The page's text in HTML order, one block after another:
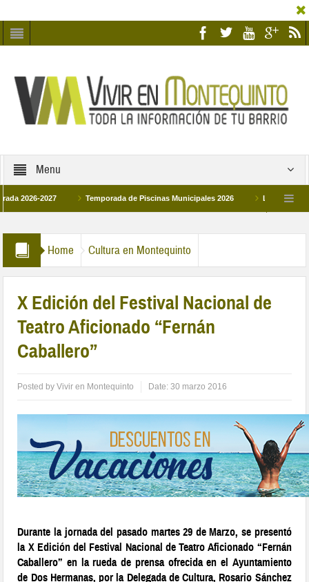
Menu
2027 Temporada de Piscinas Municipales 2026 Los Campus de
Home Cultura en Montequinto
X Edición del Festival Nacional de
Teatro Aficionado “Fernán
Caballero”
Posted byVivir en Montequinto Date:30 marzo 2016
Durante la jornada del pasado martes 29 de Marzo, se presentó
la X Edición del Festival Nacional de Teatro Aficionado “Fernán
Caballero” en la rueda de prensa ofrecida en el Ayuntamiento
de Dos Hermanas, por la Delegada de Cultura, Rosario Sánchez